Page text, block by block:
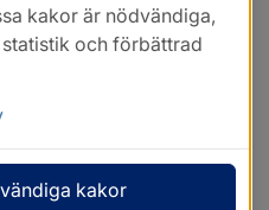
kakor är nödvändiga,
och förbättrad
kakor